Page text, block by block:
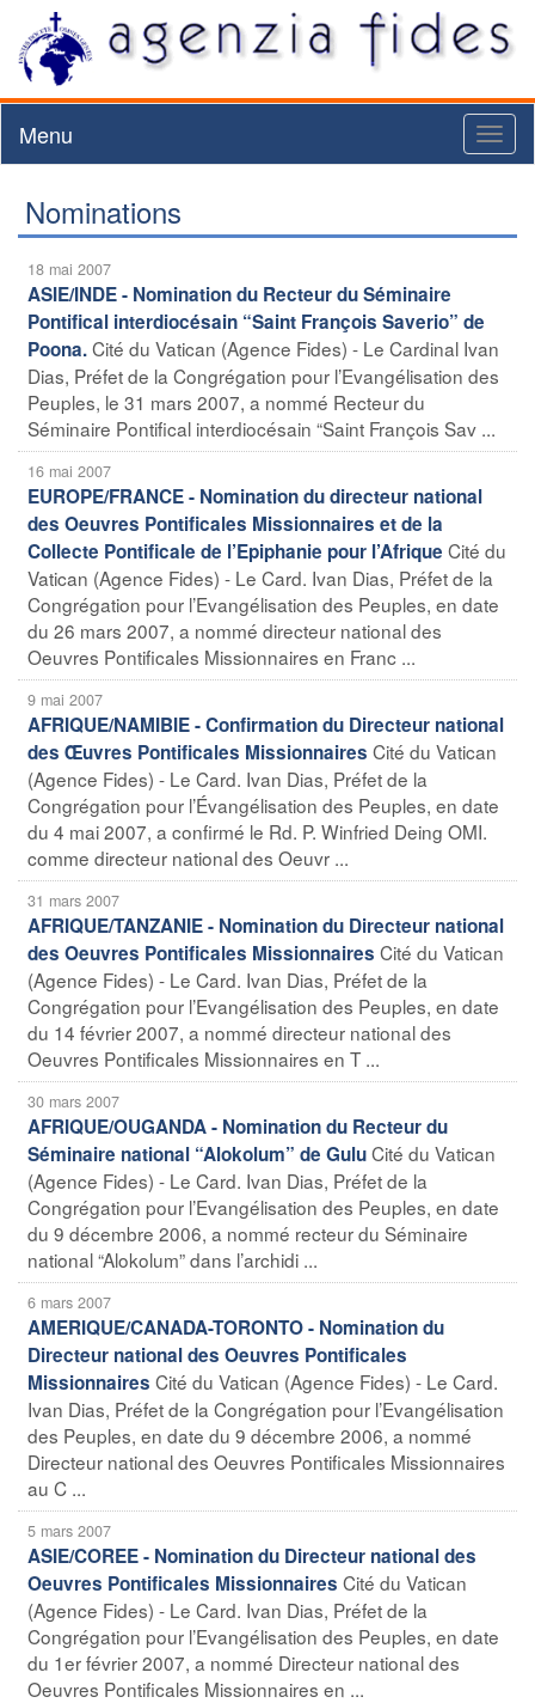
Menu
Nominations
18 mai 2007
ASIE/INDE - Nomination du Recteur du Séminaire
Pontifical interdiocésain “Saint François Saverio” de
Poona.Cité du Vatican (Agence Fides) - Le Cardinal Ivan
Dias, Préfet de la Congrégation pour l’Evangélisation des
Peuples, le 31 mars 2007, a nommé Recteur du
Séminaire Pontifical interdiocésain “Saint François Sav ...
16 mai 2007
EUROPE/FRANCE - Nomination du directeur national
des Oeuvres Pontificales Missionnaires et de la
Collecte Pontificale de l’Epiphanie pour l’Afrique Cité du
Vatican (Agence Fides) - Le Card. Ivan Dias, Préfet de la
Congrégation pour l’Evangélisation des Peuples, en date
du 26 mars 2007, a nommé directeur national des
Oeuvres Pontificales Missionnaires en Franc ...
9 mai 2007
AFRIQUE/NAMIBIE - Confirmation du Directeur national
des Œuvres Pontificales Missionnaires Cité du Vatican
(Agence Fides) - Le Card. Ivan Dias, Préfet de la
Congrégation pour l’Évangélisation des Peuples, en date
du 4 mai 2007, a confirmé le Rd. P. Winfried Deing OMI.
comme directeur national des Oeuvr ...
31 mars 2007
AFRIQUE/TANZANIE - Nomination du Directeur national
des Oeuvres Pontificales Missionnaires Cité du Vatican
(Agence Fides) - Le Card. Ivan Dias, Préfet de la
Congrégation pour l’Evangélisation des Peuples, en date
du 14 février 2007, a nommé directeur national des
Oeuvres Pontificales Missionnaires en T ...
30 mars 2007
AFRIQUE/OUGANDA - Nomination du Recteur du
Séminaire national “Alokolum” de GuluCité du Vatican
(Agence Fides) - Le Card. Ivan Dias, Préfet de la
Congrégation pour l’Evangélisation des Peuples, en date
du 9 décembre 2006, a nommé recteur du Séminaire
national “Alokolum” dans l’archidi ...
6 mars 2007
AMERIQUE/CANADA-TORONTO - Nomination du
Directeur national des Oeuvres Pontificales
Missionnaires Cité du Vatican (Agence Fides) - Le Card.
Ivan Dias, Préfet de la Congrégation pour l’Evangélisation
des Peuples, en date du 9 décembre 2006, a nommé
Directeur national des Oeuvres Pontificales Missionnaires
au C ...
5 mars 2007
ASIE/COREE - Nomination du Directeur national des
Oeuvres Pontificales Missionnaires Cité du Vatican
(Agence Fides) - Le Card. Ivan Dias, Préfet de la
Congrégation pour l’Evangélisation des Peuples, en date
du 1er février 2007, a nommé Directeur national des
Oeuvres Pontificales Missionnaires en ...